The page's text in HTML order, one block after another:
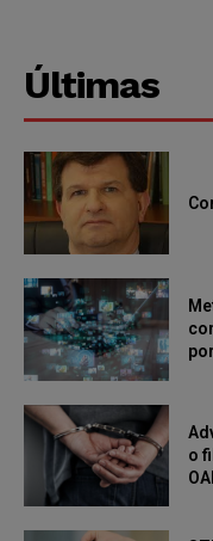
Últimas
o